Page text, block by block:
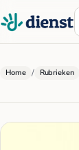
Home / Rubrieken